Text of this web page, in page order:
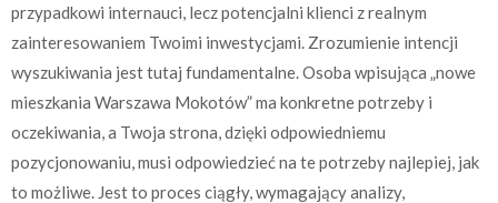
przypadkowi internauci, lecz potencjalni klienci z realnym
zainteresowaniem Twoimi inwestycjami. Zrozumienie intencji
wyszukiwania jest tutaj fundamentalne. Osoba wpisująca „nowe
mieszkania Warszawa Mokotów” ma konkretne potrzeby i
oczekiwania, a Twoja strona, dzięki odpowiedniemu
pozycjonowaniu, musi odpowiedzieć na te potrzeby najlepiej, jak
to możliwe. Jest to proces ciągły, wymagający analizy,